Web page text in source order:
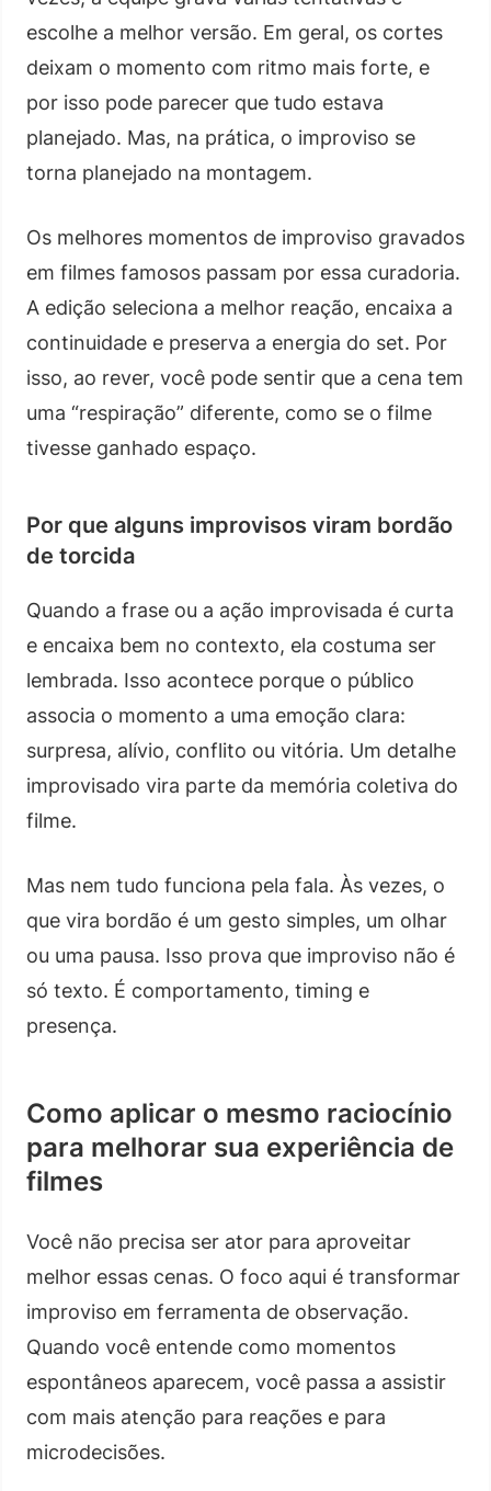
escolhe a melhor versão. Em geral, os cortes
deixam o momento com ritmo mais forte, e
por isso pode parecer que tudo estava
planejado. Mas, na prática, o improviso se
torna planejado na montagem.
Os melhores momentos de improviso gravados
em filmes famosos passam por essa curadoria.
A edição seleciona a melhor reação, encaixa a
continuidade e preserva a energia do set. Por
isso, ao rever, você pode sentir que a cena tem
uma “respiração” diferente, como se o filme
tivesse ganhado espaço.
Por que alguns improvisos viram bordão
de torcida
Quando a frase ou a ação improvisada é curta
e encaixa bem no contexto, ela costuma ser
lembrada. Isso acontece porque o público
associa o momento a uma emoção clara:
surpresa, alívio, conflito ou vitória. Um detalhe
improvisado vira parte da memória coletiva do
filme.
Mas nem tudo funciona pela fala. Às vezes, o
que vira bordão é um gesto simples, um olhar
ou uma pausa. Isso prova que improviso não é
só texto. É comportamento, timing e
presença.
Como aplicar o mesmo raciocínio
para melhorar sua experiência de
filmes
Você não precisa ser ator para aproveitar
melhor essas cenas. O foco aqui é transformar
improviso em ferramenta de observação.
Quando você entende como momentos
espontâneos aparecem, você passa a assistir
com mais atenção para reações e para
microdecisões.